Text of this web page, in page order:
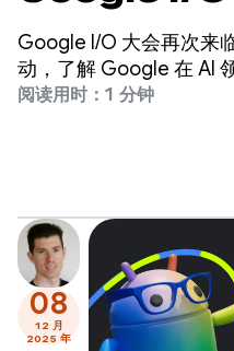
Google I/O 大会再次来
动，了解 Google 在 AI
Gemini 到 Android、
阅读用时：1 分钟
08
12 月
2025 年